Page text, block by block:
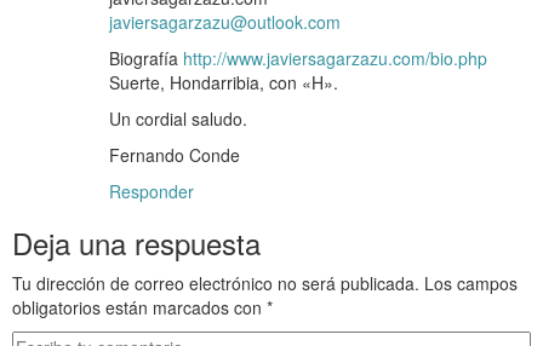
javiersagarzazu@outlook.com
Biografía http://www.javiersagarzazu.com/bio.php
Suerte, Hondarribia, con «H».
Un cordial saludo.
Fernando Conde
Responder
Deja una respuesta
Tu dirección de correo electrónico no será publicada. Los campos
obligatorios están marcados con *